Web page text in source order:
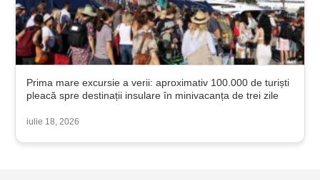
Prima mare excursie a verii: aproximativ 100.000 de turiști
pleacă spre destinații insulare în minivacanța de trei zile
iulie 18, 2026